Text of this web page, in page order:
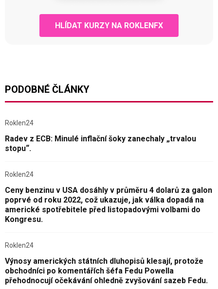
HLÍDAT KURZY NA ROKLENFX
PODOBNÉ ČLÁNKY
Roklen24
Radev z ECB: Minulé inflační šoky zanechaly „trvalou
stopu“.
Roklen24
Ceny benzinu v USA dosáhly v průměru 4 dolarů za galon
poprvé od roku 2022, což ukazuje, jak válka dopadá na
americké spotřebitele před listopadovými volbami do
Kongresu.
Roklen24
Výnosy amerických státních dluhopisů klesají, protože
obchodníci po komentářích šéfa Fedu Powella
přehodnocují očekávání ohledně zvyšování sazeb Fedu.